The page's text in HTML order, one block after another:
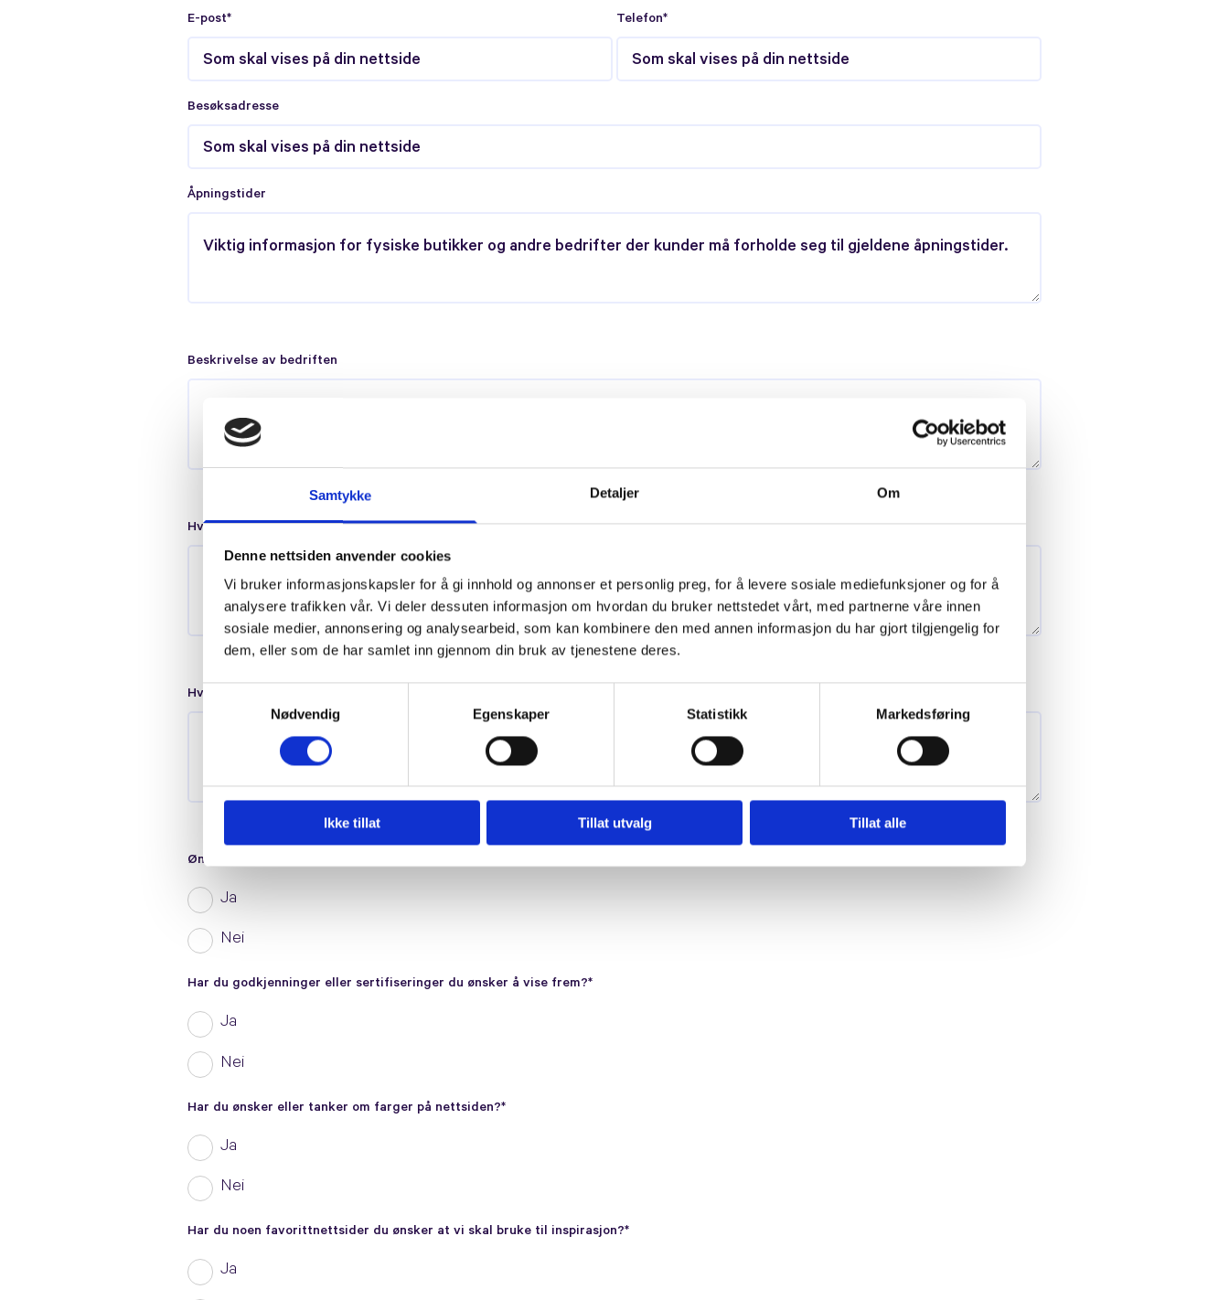
Samtykke Detaljer Om
Denne nettsiden anvender cookies
Vi bruker informasjonskapsler for å gi innhold og annonser et personlig preg, for å levere sosiale mediefunksjoner og for å
analysere trafikken vår. Vi deler dessuten informasjon om hvordan du bruker nettstedet vårt, med partnerne våre innen
sosiale medier, annonsering og analysearbeid, som kan kombinere den med annen informasjon du har gjort tilgjengelig for
dem, eller som de har samlet inn gjennom din bruk av tjenestene deres.
Samtykkevalg
Nødvendig
Egenskaper Statistikk Markedsføring
Ikke tillat Tillat utvalg Tillat alle
E-post* Telefon*
Besøksadresse
Åpningstider
Beskrivelse av bedriften
Hva er målet med nettsiden?
Hvilke produkter eller tjenester tilbyr dere?
Ønsker du å lenke til sosiale medier?*
Ja
Nei
Har du godkjenninger eller sertifiseringer du ønsker å vise frem?*
Ja
Nei
Har du ønsker eller tanker om farger på nettsiden?*
Ja
Nei
Har du noen favorittnettsider du ønsker at vi skal bruke til inspirasjon?*
Ja